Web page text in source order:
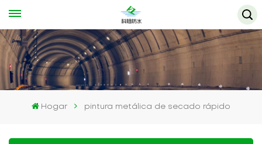
Hogar pintura metálica de secado rápido